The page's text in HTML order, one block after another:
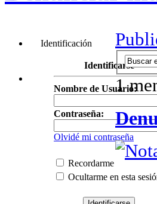
Identificación
Identificarse
Nombre de Usuario:
Contraseña:
Olvidé mi contraseña
Recordarme
Ocultarme en esta
1